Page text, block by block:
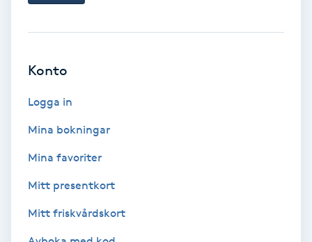
Eyeliner-tatuering
Faceliftmassage
Fettreducering
Konto
Logga in
Mina bokningar
Mina favoriter
Mitt presentkort
Mitt friskvårdskort